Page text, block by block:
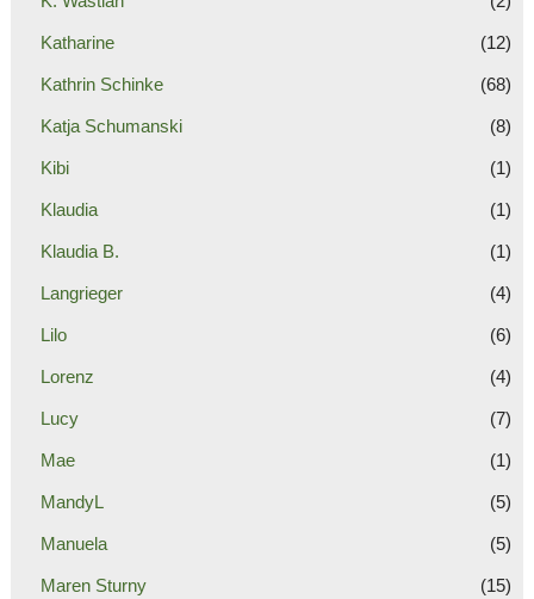
Katharine (12)
Kathrin Schinke (68)
Katja Schumanski (8)
Kibi (1)
Klaudia (1)
Klaudia B. (1)
Langrieger (4)
Lilo (6)
Lorenz (4)
Lucy (7)
Mae (1)
MandyL (5)
Manuela (5)
Maren Sturny (15)